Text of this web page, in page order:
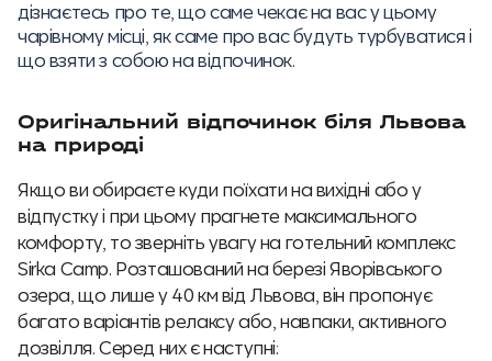
дізнаєтесь про те, що саме чекає на вас у цьому
чарівному місці, як саме про вас будуть турбуватися і
що взяти з собою на відпочинок.
Оригінальний відпочинок біля Львова
на природі
Якщо ви обираєте куди поїхати на вихідні або у
відпустку і при цьому прагнете максимального
комфорту, то зверніть увагу на готельний комплекс
Sirka Camp. Розташований на березі Яворівського
озера, що лише у 40 км від Львова, він пропонує
багато варіантів релаксу або, навпаки, активного
дозвілля. Серед них є наступні: